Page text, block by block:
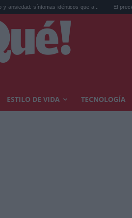
idénticos que a... El precio de la
ESTILO DE VIDA TECNOLOGÍA